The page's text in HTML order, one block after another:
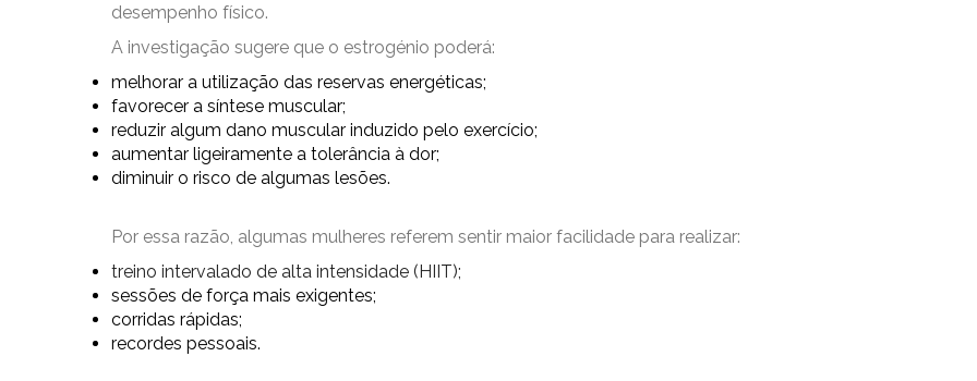
desempenho físico.
A investigação sugere que o estrogénio poderá:
melhorar a utilização das reservas energéticas;
favorecer a síntese muscular;
reduzir algum dano muscular induzido pelo exercício;
aumentar ligeiramente a tolerância à dor;
diminuir o risco de algumas lesões.
Por essa razão, algumas mulheres referem sentir maior facilidade para realizar:
treino intervalado de alta intensidade (HIIT);
sessões de força mais exigentes;
corridas rápidas;
recordes pessoais.